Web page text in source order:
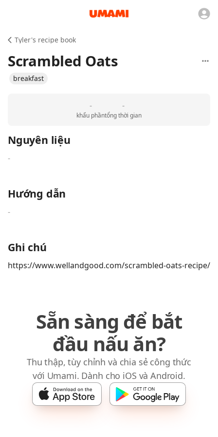
Tyler's recipe book
Scrambled Oats
breakfast
-
khẩu phần
-
tổng thời gian
Nguyên liệu
-
Hướng dẫn
-
Ghi chú
https://www.wellandgood.com/scrambled-oats-recipe/
Sẵn sàng để bắt
đầu nấu ăn?
Thu thập, tùy chỉnh và chia sẻ công thức
với Umami. Dành cho iOS và Android.